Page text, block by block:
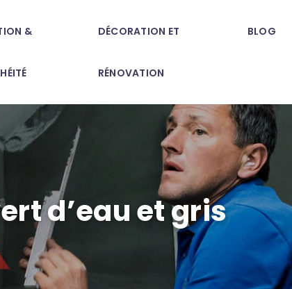
& DÉCORATION ET
RÉNOVATION
BLOG
d’eau et gris